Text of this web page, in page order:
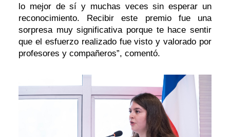
lo mejor de sí y muchas veces sin esperar un
reconocimiento. Recibir este premio fue una
sorpresa muy significativa porque te hace sentir
que el esfuerzo realizado fue visto y valorado por
profesores y compañeros”, comentó.